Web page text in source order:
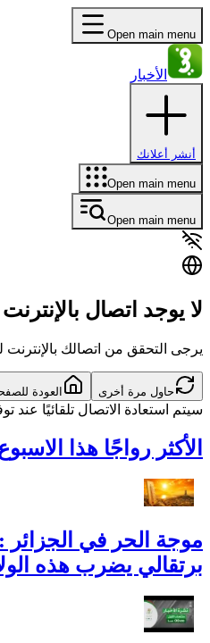
Open main menu
الأخبار
أنشر أعلانك
Open main menu
Open main menu
لا يوجد اتصال بالإنترنت
يرجى التحقق من اتصالك بالإنترنت
حاول مرة أخرى العودة
سيتم استعادة الاتصال تلقائيًا عند
الأكثر رواجًا هذا
برتقالي يضرب هذه